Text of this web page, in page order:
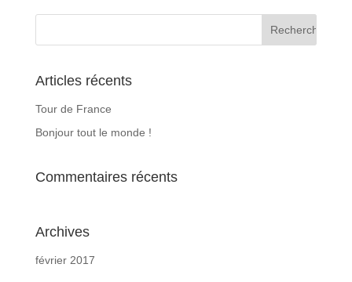
Articles récents
Tour de France
Bonjour tout le monde !
Commentaires récents
Archives
février 2017